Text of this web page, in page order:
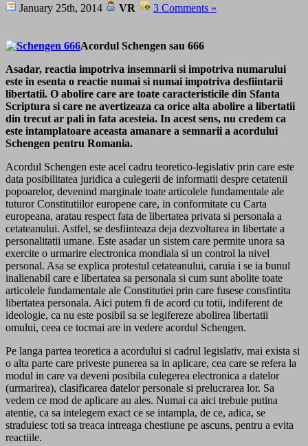
January 25th, 2014 VR 3 Comments »
Acordul Schengen sau 666
Asadar, reactia impotriva insemnarii si impotriva numarului
este in esenta o reactie numai si numai impotriva desfiintarii
libertatii. O abolire care are toate caracteristicile din Sfanta
Scriptura si care ne avertizeaza ca orice alta abolire a libertatii
din trecut ar pali in fata acesteia. In acest sens, nu credem ca
este intamplatoare aceasta amanare a semnarii a acordului
Schengen pentru Romania.
Acordul Schengen este acel cadru teoretico-legislativ prin care este
data posibilitatea juridica a culegerii de informatii despre cetatenii
popoarelor, devenind marginale toate articolele fundamentale ale
tuturor Constitutiilor europene care, in conformitate cu Carta
europeana, aratau respect fata de libertatea privata si personala a
cetateanului. Astfel, se desfiinteaza deja dezvoltarea in libertate a
personalitatii umane. Este asadar un sistem care permite unora sa
exercite o urmarire electronica mondiala si un control la nivel
personal. Asa se explica protestul cetateanului, caruia i se ia bunul
inalienabil care e libertatea sa personala si cum sunt abolite toate
articolele fundamentale ale Constitutiei prin care fusese consfintita
libertatea personala. Aici putem fi de acord cu totii, indiferent de
ideologie, ca nu este posibil sa se legifereze abolirea libertatii
omului, ceea ce tocmai are in vedere acordul Schengen.
Pe langa partea teoretica a acordului si cadrul legislativ, mai exista si
o alta parte care priveste punerea sa in aplicare, cea care se refera la
modul in care va deveni posibila culegerea electronica a datelor
(urmarirea), clasificarea datelor personale si prelucrarea lor. Sa
vedem ce mod de aplicare au ales. Numai ca aici trebuie putina
atentie, ca sa intelegem exact ce se intampla, de ce, adica, se
straduiesc toti sa treaca intreaga chestiune pe ascuns, pentru a evita
reactiile.